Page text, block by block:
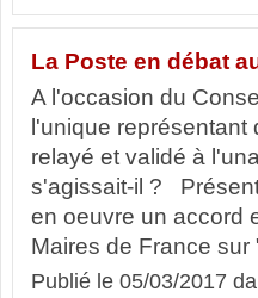
La Poste en débat
A l'occasion du
l'unique
relayé et validé à
s'agissait-il ?
en oeuvre un accord
Maires de France sur
Publié le 05/03/2017